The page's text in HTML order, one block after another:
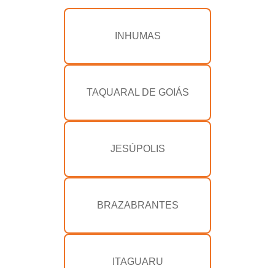
INHUMAS
TAQUARAL DE GOIÁS
JESÚPOLIS
BRAZABRANTES
ITAGUARU